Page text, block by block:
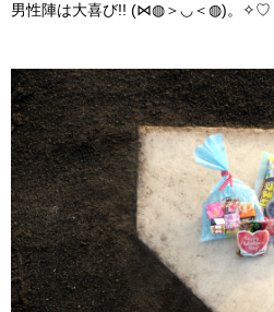
男性陣は大喜び!! (⋈◍＞◡＜◍)。✧♡